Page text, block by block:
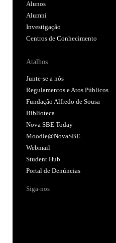
Alunos
Alumni
Investigação
Centros de Conhecimento
Atalhos
Junte-se a nós
Regulamentos e Atos Públicos
Fundação Alfredo de Sousa
Biblioteca
Nova SBE Today
Moodle@NovaSBE
Webmail
Student Hub
Portal de Denúncias
Siga-nos